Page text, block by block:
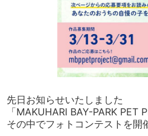
先日お知らせいたしました
「MAKUHARI BAY-PARK PET
その中でフォトコンテストを開